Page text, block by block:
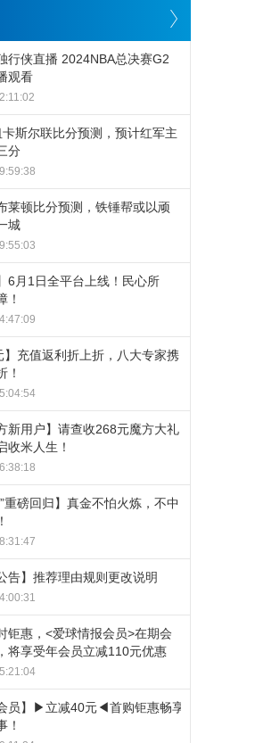
总决赛G2
观看
斯尔联比分预测，预计红军主
分
莱顿比分预测，铁锤帮或以顽
城
6月1日全平台上线！民心所
！
】充值返利折上折，八大专家携
！
新用户】请查收268元魔方大礼
收米人生！
”重磅回归】真金不怕火炼，不中
告】推荐理由规则更改说明
钜惠，<爱球情报会员>在期会
将享受年会员立减110元优惠
员】▶立减40元◀首购钜惠畅享
！